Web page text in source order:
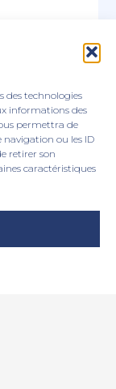
des technologies
informations des
permettra de
ou les ID
retirer son
caractéristiques
confiance à